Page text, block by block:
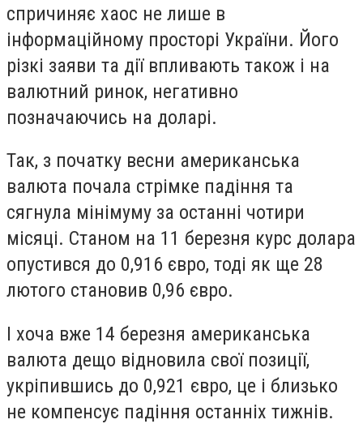
спричиняє хаос не лише в
інформаційному просторі України. Його
різкі заяви та дії впливають також і на
валютний ринок, негативно
позначаючись на доларі.
Так, з початку весни американська
валюта почала стрімке падіння та
сягнула мінімуму за останні чотири
місяці. Станом на 11 березня курс долара
опустився до 0,916 євро, тоді як ще 28
лютого становив 0,96 євро.
І хоча вже 14 березня американська
валюта дещо відновила свої позиції,
укріпившись до 0,921 євро, це і близько
не компенсує падіння останніх тижнів.